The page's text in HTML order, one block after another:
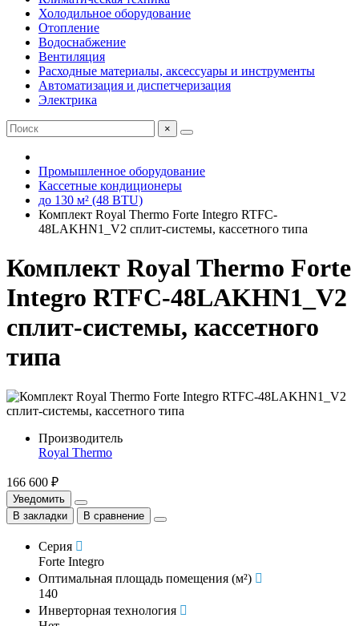
Холодильное оборудование
Отопление
Водоснабжение
Вентиляция
Расходные материалы, аксессуары и инструменты
Автоматизация и диспетчеризация
Электрика
×
Промышленное оборудование
Кассетные кондиционеры
до 130 м² (48 BTU)
Комплект Royal Thermo Forte Integro RTFC-
48LAKHN1_V2 сплит-системы, кассетного типа
Комплект Royal Thermo Forte
Integro RTFC-48LAKHN1_V2
сплит-системы, кассетного
типа
Производитель
Royal Thermo
166 600 ₽
Уведомить
В закладки
В сравнение
Серия
Forte Integro
Оптимальная площадь помещения (м²)
140
Инверторная технология